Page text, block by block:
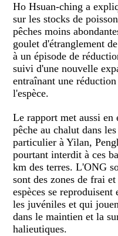
Ho Hsuan-ching a
sur les stocks de
pêches moins
goulet d'étranglement
à un épisode de
suivi d'une nouvelle
entraînant une
l'espèce.
Le rapport met aussi en
pêche au chalut dans
particulier à Yilan,
pourtant interdit à ces
km des terres. L'ONG
sont des zones de frai
espèces se
les juvéniles et qui
dans le maintien et la
halieutiques.